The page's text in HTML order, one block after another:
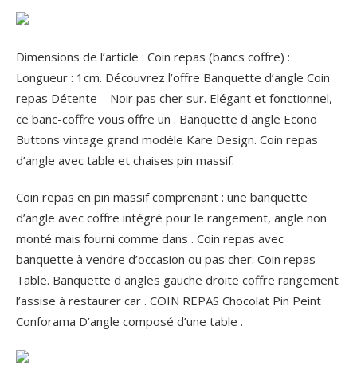
Dimensions de l’article : Coin repas (bancs coffre) :
Longueur : 1cm. Découvrez l’offre Banquette d’angle Coin
repas Détente – Noir pas cher sur. Elégant et fonctionnel,
ce banc-coffre vous offre un . Banquette d angle Econo
Buttons vintage grand modèle Kare Design. Coin repas
d’angle avec table et chaises pin massif.
Coin repas en pin massif comprenant : une banquette
d’angle avec coffre intégré pour le rangement, angle non
monté mais fourni comme dans . Coin repas avec
banquette à vendre d’occasion ou pas cher: Coin repas
Table. Banquette d angles gauche droite coffre rangement
l’assise à restaurer car . COIN REPAS Chocolat Pin Peint
Conforama D’angle composé d’une table .